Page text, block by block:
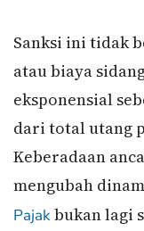
Sanksi ini tidak
atau biaya
eksponensial
dari total utang
Keberadaan
mengubah
Pajakbukan lagi